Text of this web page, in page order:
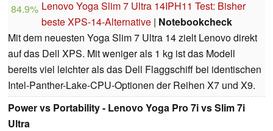
84.9% Lenovo Yoga Slim 7 Ultra 14IPH11 Test: Bisher
beste XPS-14-Alternative | Notebookcheck
Mit dem neuesten Yoga Slim 7 Ultra 14 zielt Lenovo direkt
auf das Dell XPS. Mit weniger als 1 kg ist das Modell
bereits viel leichter als das Dell Flaggschiff bei identischen
Intel-Panther-Lake-CPU-Optionen der Reihen X7 und X9.
Power vs Portability - Lenovo Yoga Pro 7i vs Slim 7i
Ultra